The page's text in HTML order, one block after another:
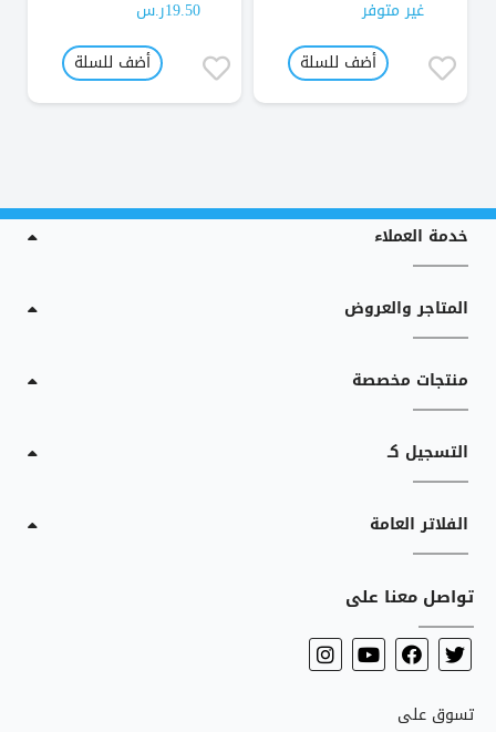
غير متوفر
أضف للسلة
19.50ر.س
أضف للسلة
خدمة العملاء
المتاجر والعروض
منتجات مخصصة
التسجيل كـ
الفلاتر العامة
تواصل معنا على
تسوق على